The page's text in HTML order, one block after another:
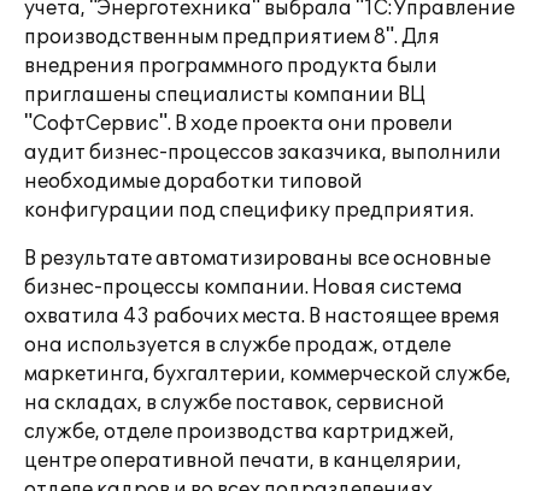
учета, "Энерготехника" выбрала "1С:Управление
производственным предприятием 8". Для
внедрения программного продукта были
приглашены специалисты компании ВЦ
"СофтСервис". В ходе проекта они провели
аудит бизнес-процессов заказчика, выполнили
необходимые доработки типовой
конфигурации под специфику предприятия.
В результате автоматизированы все основные
бизнес-процессы компании. Новая система
охватила 43 рабочих места. В настоящее время
она используется в службе продаж, отделе
маркетинга, бухгалтерии, коммерческой службе,
на складах, в службе поставок, сервисной
службе, отделе производства картриджей,
центре оперативной печати, в канцелярии,